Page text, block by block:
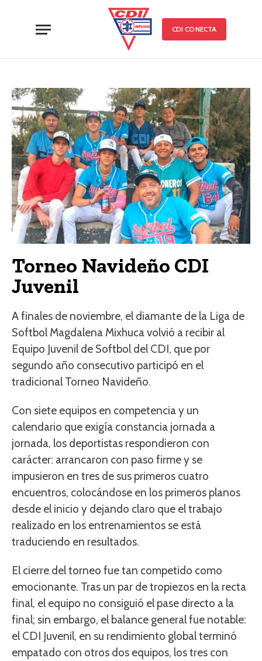
CDI CONECTA
Torneo Navideño CDI
Juvenil
A finales de noviembre, el diamante de la Liga de
Softbol Magdalena Mixhuca volvió a recibir al
Equipo Juvenil de Softbol del CDI, que por
segundo año consecutivo participó en el
tradicional Torneo Navideño.
Con siete equipos en competencia y un
calendario que exigía constancia jornada a
jornada, los deportistas respondieron con
carácter: arrancaron con paso firme y se
impusieron en tres de sus primeros cuatro
encuentros, colocándose en los primeros planos
desde el inicio y dejando claro que el trabajo
realizado en los entrenamientos se está
traduciendo en resultados.
El cierre del torneo fue tan competido como
emocionante. Tras un par de tropiezos en la recta
final, el equipo no consiguió el pase directo a la
final; sin embargo, el balance general fue notable:
el CDI Juvenil, en su rendimiento global terminó
empatado con otros dos equipos, los tres con